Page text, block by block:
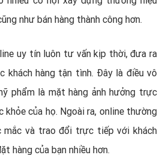
như bán hàng thành công hơn.
uy tín luôn tư vấn kịp thời, đưa ra
khách hàng tận tình. Đây là điều vô
phẩm là mặt hàng ảnh hưởng trực
của họ. Ngoài ra, online thường
mắc và trao đổi trực tiếp với khách
hàng của bạn nhiều hơn.